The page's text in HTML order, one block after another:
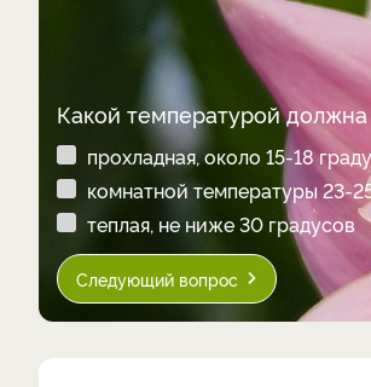
Какой температурой
прохладная, около 15-18
комнатной температуры 23-
теплая, не ниже 30 градусов
Следующий вопрос